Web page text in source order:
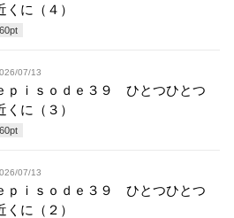
くに（４）
60pt
07/13
ｐｉｓｏｄｅ３９ ひとつひとつ
くに（３）
60pt
07/13
ｐｉｓｏｄｅ３９ ひとつひとつ
くに（２）